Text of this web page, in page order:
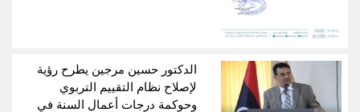
الدكتور حسين مرجين يطرح رؤية
لإصلاح نظام التقييم التربوي
وحوكمة درجات أعمال السنة في